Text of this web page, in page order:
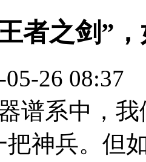
者之剑”
05-26 08:37
谱系中，我
把神兵。但